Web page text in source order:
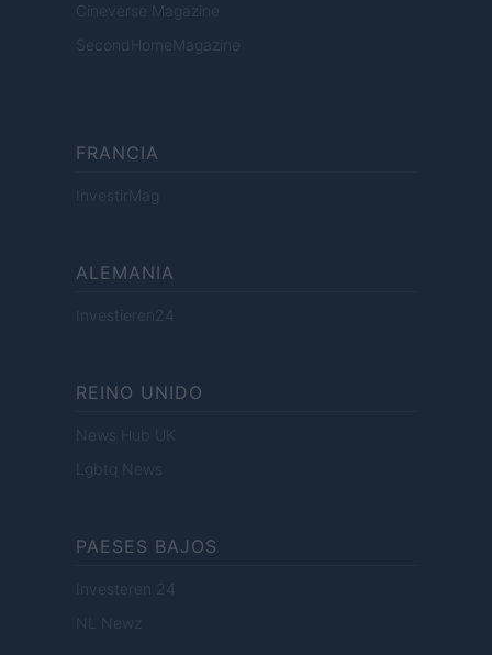
Cineverse Magazine
SecondHomeMagazine
FRANCIA
InvestirMag
ALEMANIA
Investieren24
REINO UNIDO
News Hub UK
Lgbtq News
PAESES BAJOS
Investeren 24
NL Newz